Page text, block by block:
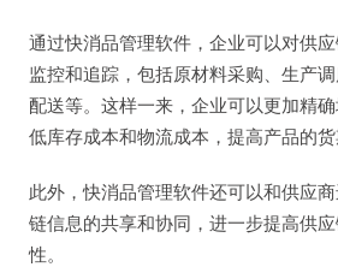
通过快消品管理软件，企业可以对供
监控和追踪，包括原材料采购、生产
配送等。这样一来，企业可以更加精
低库存成本和物流成本，提高产品的货
此外，快消品管理软件还可以和供应
链信息的共享和协同，进一步提高供
性。